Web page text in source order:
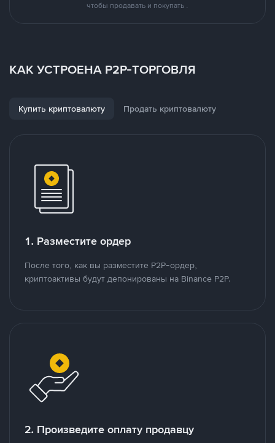
чтобы продавать и покупать .
КАК УСТРОЕНА P2P-ТОРГОВЛЯ
Купить криптовалюту Продать криптовалюту
1. Разместите ордер
После того, как вы разместите P2P-ордер,
криптоактивы будут депонированы на Binance P2P.
2. Произведите оплату продавцу